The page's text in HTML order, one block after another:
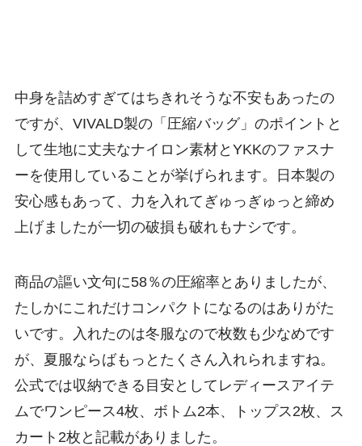
中身を詰めすぎてはちきれそうな不安もあったの
ですが、VIVALD製の「圧縮バッグ」のポイントと
して生地に丈夫なナイロン素材とYKKのファスナ
ーを使用していることが挙げられます。日本製の
安心感もあって、力を入れてぎゅっぎゅっと締め
上げましたが一切の破損も破れもナシです。
商品の謳い文句に58％の圧縮率とありましたが、
たしかにこれだけコンパクトになるのはありがた
いです。入れたのは冬服なので枚数も少なめです
が、夏服ならばもっとたくさん入れられますね。
公式では収納できる目安としてレディースアイテ
ムでワンピース4枚、ボトム2本、トップス2枚、ス
カート2枚と記載がありました。